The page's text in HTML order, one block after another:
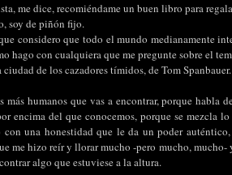
me dice, recomiéndame un buen libro para
soy de piñón fijo.
considero que todo el mundo medianamente
hago con cualquiera que me pregunte sobre el
de los cazadores tímidos, de Tom Spanbauer.
humanos que vas a encontrar, porque habla
encima del que conocemos, porque se mezcla
una honestidad que le da un poder
me hizo reír y llorar mucho -pero mucho, mucho-
algo que estuviese a la altura.